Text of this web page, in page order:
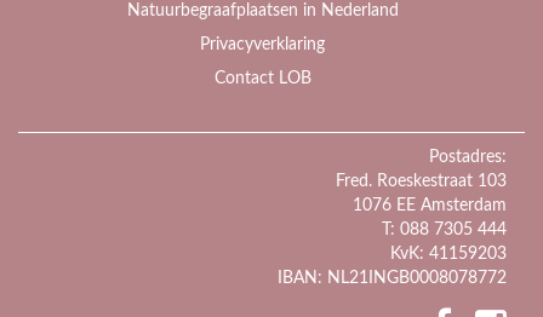
Natuurbegraafplaatsen in Nederland
Privacyverklaring
Contact LOB
Postadres:
Fred. Roeskestraat 103
1076 EE Amsterdam
T: 088 7305 444
KvK: 41159203
IBAN: NL21INGB0008078772